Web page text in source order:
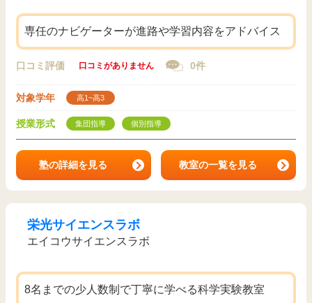
専任のナビゲーターが進路や学習内容をアドバイス
口コミ評価 口コミがありません 0件
対象学年 高1~高3
授業形式 集団指導 個別指導
塾の詳細を見る 教室の一覧を見る
栄光サイエンスラボ
エイコウサイエンスラボ
8名までの少人数制で丁寧に学べる科学実験教室